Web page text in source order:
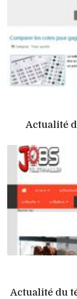
Actualité
Actualité du